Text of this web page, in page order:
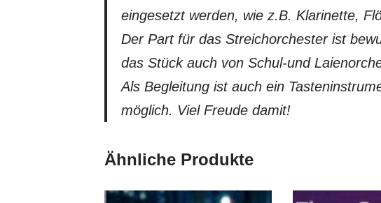
eingesetzt werden, wie z.B. Klarinette,
Der Part für das Streichorchester ist
das Stück auch von Schul-und
Als Begleitung ist auch ein
möglich. Viel Freude damit!
Ähnliche Produkte